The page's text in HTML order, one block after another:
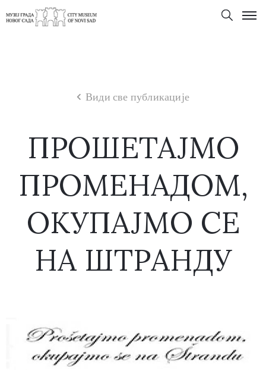
Види све публикације
ПРОШЕТАЈМО
ПРОМЕНАДОМ,
ОКУПАЈМО СЕ
НА ШТРАНДУ